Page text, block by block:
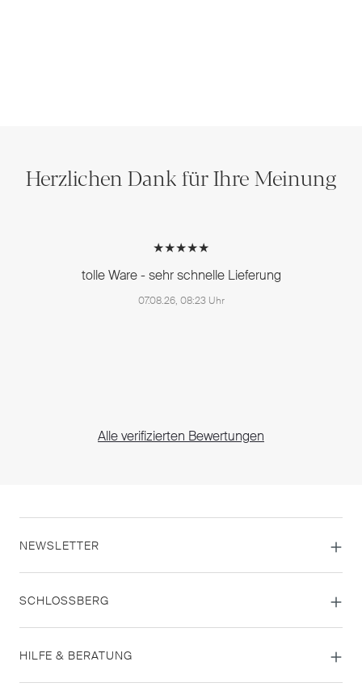
Herzlichen Dank für Ihre Meinung
★★★★★
tolle Ware - sehr schnelle Lieferung
07.08.26, 08:23 Uhr
Alle verifizierten Bewertungen
NEWSLETTER
SCHLOSSBERG
HILFE & BERATUNG